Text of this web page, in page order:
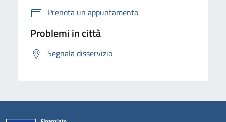
Prenota un appuntamento
Problemi in città
Segnala disservizio